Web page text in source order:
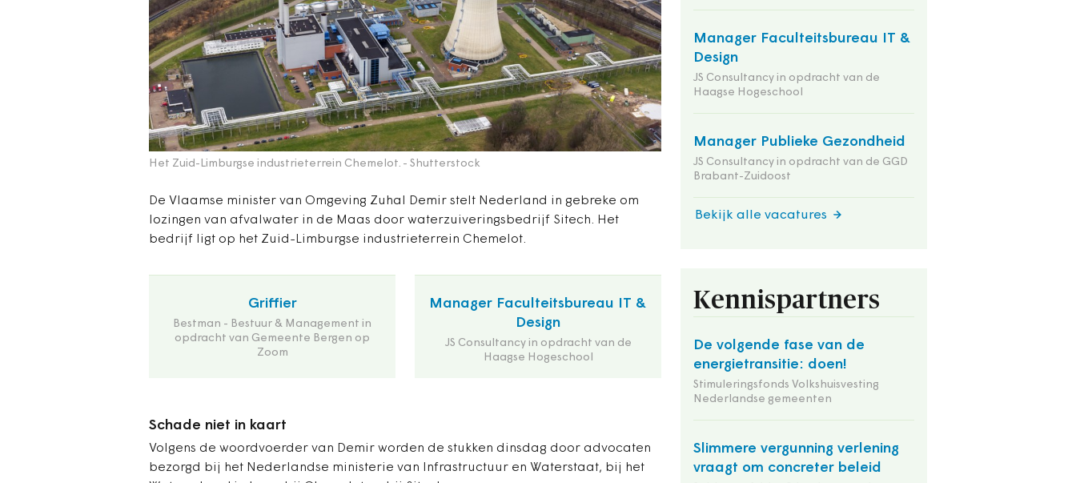
Het Zuid-Limburgse industrieterrein Chemelot. - Shutterstock
De Vlaamse minister van Omgeving Zuhal Demir stelt Nederland in gebreke om
lozingen van afvalwater in de Maas door waterzuiveringsbedrijf Sitech. Het
bedrijf ligt op het Zuid-Limburgse industrieterrein Chemelot.
Griffier
Bestman - Bestuur & Management in
opdracht van Gemeente Bergen op
Zoom
Manager Faculteitsbureau IT &
Design
JS Consultancy in opdracht van de
Haagse Hogeschool
Schade niet in kaart
Volgens de woordvoerder van Demir worden de stukken dinsdag door advocaten
bezorgd bij het Nederlandse ministerie van Infrastructuur en Waterstaat, bij het
Manager Faculteitsbureau IT &
Design
JS Consultancy in opdracht van de
Haagse Hogeschool
Manager Publieke Gezondheid
JS Consultancy in opdracht van de GGD
Brabant-Zuidoost
Bekijk alle vacatures
Kennispartners
De volgende fase van de
energietransitie: doen!
Stimuleringsfonds Volkshuisvesting
Nederlandse gemeenten
Slimmere vergunning verlening
vraagt om concreter beleid